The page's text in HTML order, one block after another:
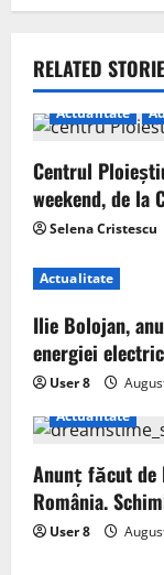
RELATED
Actualitate
Centrul
weekend, de la
Selena Cristescu
Actualitate
Ilie Bolojan,
energiei
User 8
Actualitate
Anunț făcut
România.
User 8